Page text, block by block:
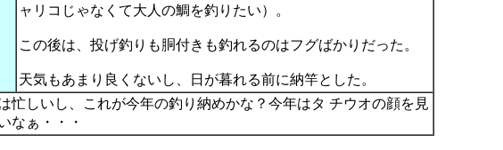
ャリコじゃなくて大人の鯛を釣りたい）。
この後は、投げ釣りも胴付きも釣れるのはフグばかりだった。
天気もあまり良くないし、日が暮れる前に納竿とした。
忙しいし、これが今年の釣り納めかな？今年はタ チウオの顔を見
なぁ・・・